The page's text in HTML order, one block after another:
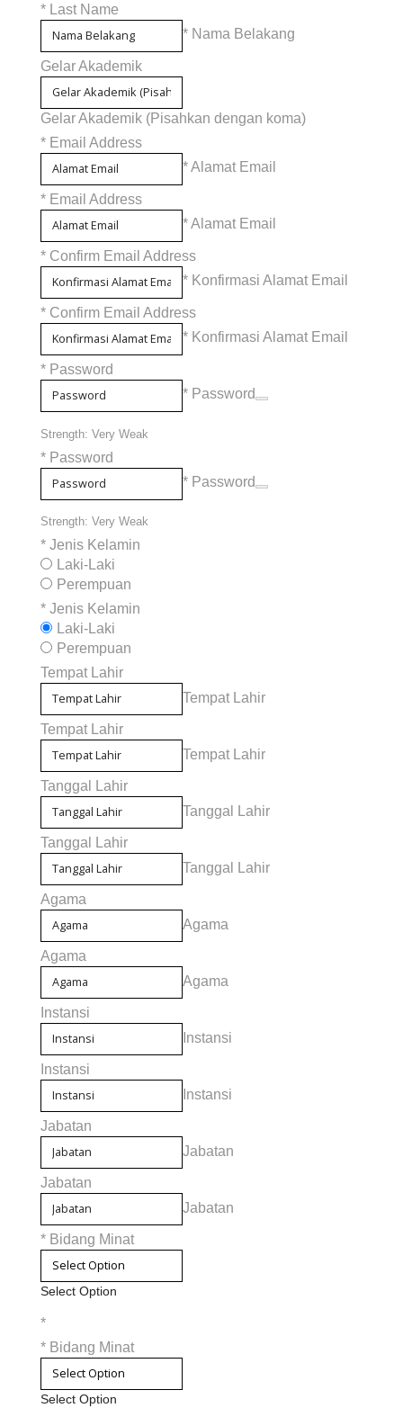
* Last Name
* Nama Belakang
Gelar Akademik
Gelar Akademik (Pisahkan dengan koma)
* Email Address
* Alamat Email
* Email Address
* Alamat Email
* Confirm Email Address
* Konfirmasi Alamat Email
* Confirm Email Address
* Konfirmasi Alamat Email
* Password
* Password
Strength: Very Weak
* Password
* Password
Strength: Very Weak
* Jenis Kelamin
Laki-Laki
Perempuan
* Jenis Kelamin
Laki-Laki
Perempuan
Tempat Lahir
Tempat Lahir
Tempat Lahir
Tempat Lahir
Tanggal Lahir
Tanggal Lahir
Tanggal Lahir
Tanggal Lahir
Agama
Agama
Agama
Agama
Instansi
Instansi
Instansi
Instansi
Jabatan
Jabatan
Jabatan
Jabatan
* Bidang Minat
Select Option
*
* Bidang Minat
Select Option